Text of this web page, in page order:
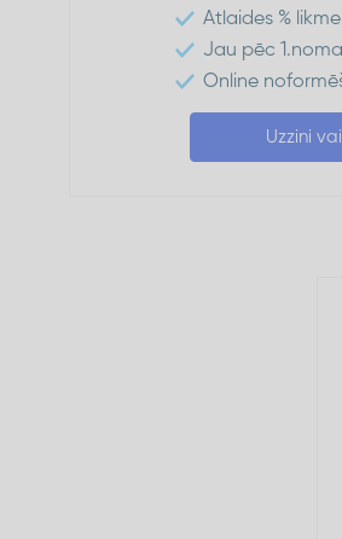
Atlaides % likmei
Jau pēc
Online
Uzzini